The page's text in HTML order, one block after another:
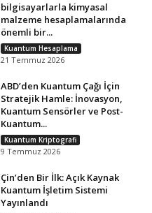
bilgisayarlarla kimyasal
malzeme hesaplamalarında
önemli bir...
Kuantum Hesaplama
21 Temmuz 2026
ABD’den Kuantum Çağı İçin
Stratejik Hamle: İnovasyon,
Kuantum Sensörler ve Post-
Kuantum...
Kuantum Kriptografi
9 Temmuz 2026
Çin’den Bir İlk: Açık Kaynak
Kuantum İşletim Sistemi
Yayınlandı